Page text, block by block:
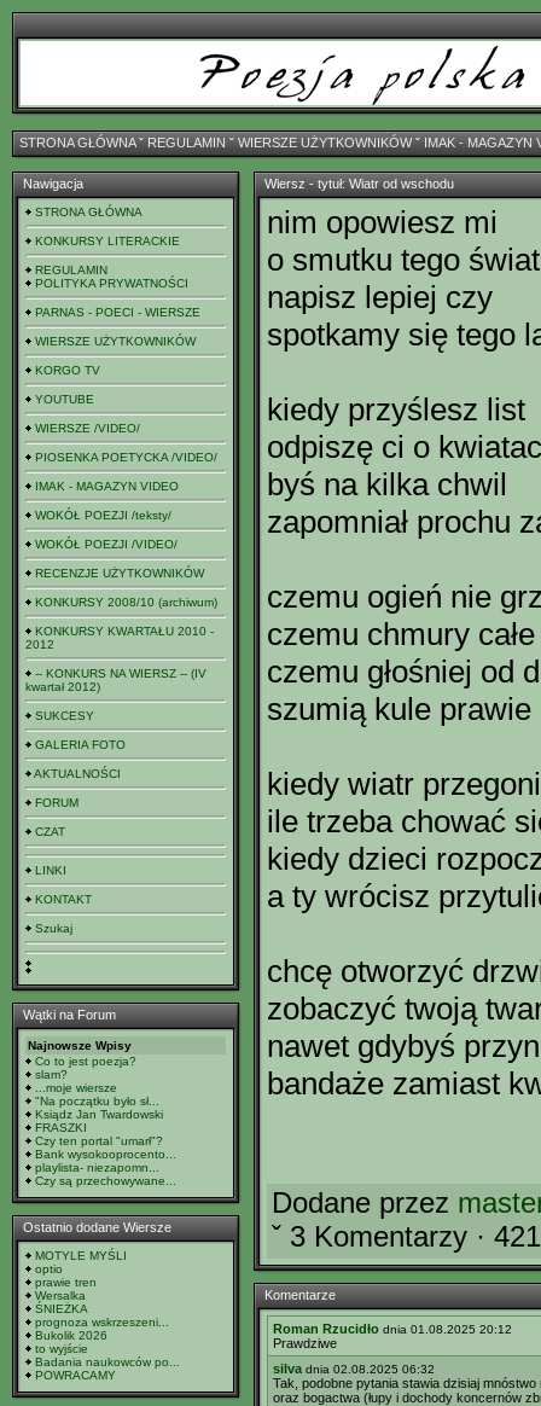
STRONA GŁÓWNAˇ REGULAMIN ˇ WIERSZE UŻYTKOWNIKÓWˇ IMAK - MAGAZYN
Nawigacja
STRONA GŁÓWNA
KONKURSY LITERACKIE
REGULAMIN
POLITYKA PRYWATNOŚCI
PARNAS - POECI - WIERSZE
WIERSZE UŻYTKOWNIKÓW
KORGO TV
YOUTUBE
WIERSZE /VIDEO/
PIOSENKA POETYCKA /VIDEO/
IMAK - MAGAZYN VIDEO
WOKÓŁ POEZJI /teksty/
WOKÓŁ POEZJI /VIDEO/
RECENZJE UŻYTKOWNIKÓW
KONKURSY 2008/10 (archiwum)
KONKURSY KWARTAŁU 2010 -
2012
-- KONKURS NA WIERSZ -- (IV
kwartał 2012)
SUKCESY
GALERIA FOTO
AKTUALNOŚCI
FORUM
CZAT
LINKI
KONTAKT
Szukaj
Wątki na Forum
Najnowsze Wpisy
Co to jest poezja?
slam?
...moje wiersze
"Na początku było sł...
Ksiądz Jan Twardowski
FRASZKI
Czy ten portal "umarł"?
Bank wysokooprocento...
playlista- niezapomn...
Czy są przechowywane...
Ostatnio dodane Wiersze
MOTYLE MYŚLI
optio
prawie tren
Wersalka
ŚNIEŻKA
prognoza wskrzeszeni...
Bukolik 2026
to wyjście
Badania naukowców po...
POWRACAMY
Wiersz - tytuł: Wiatr od wschodu
nim opowiesz mi
o smutku tego
napisz lepiej czy
spotkamy się tego
kiedy przyślesz list
odpiszę ci o
byś na kilka chwil
zapomniał prochu
czemu ogień nie
czemu chmury całe
czemu głośniej od
szumią kule prawie
kiedy wiatr
ile trzeba chować
kiedy dzieci
a ty wrócisz
chcę otworzyć
zobaczyć twoją
nawet gdybyś
bandaże zamiast
Dodane przez
ˇ 3 Komentarzy ·
Komentarze
Roman Rzucidło dnia 01.08.2025 20:12
Prawdziwe
silva dnia 02.08.2025 06:32
Tak, podobne pytania stawia dzisiaj
oraz bogactwa (łupy i dochody koncernów